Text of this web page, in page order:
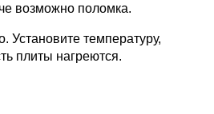
возможно поломка.
Установите температуру,
плиты нагреются.